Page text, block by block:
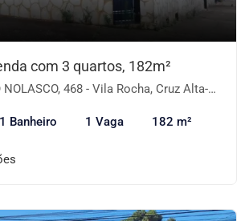
com 3 quartos, 182m²
468 - Vila Rocha, Cruz Alta-RS
1 Banheiro 1 Vaga 182 m²